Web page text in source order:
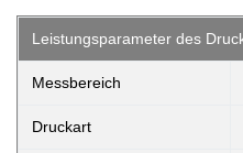
Leistungsparameter des
Messbereich
Druckart